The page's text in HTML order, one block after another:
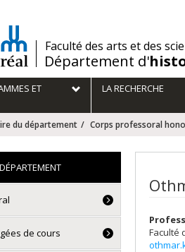
/Faculté des arts et des
Département d'
ET LA RECHERCHE
du département Corps professoral
Faculté
de cours